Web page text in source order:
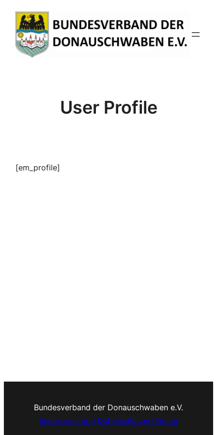
Zum
Inhalt
springen
User Profile
[em_profile]
Bundesverband der Donauschwaben e.V.
Impressum und Datenschutzerklärung